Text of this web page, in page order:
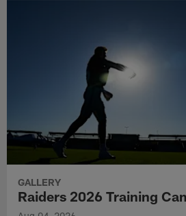
GALLERY
Raiders 2026 Training